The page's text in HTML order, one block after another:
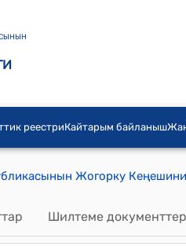
реестриКайтарым байланыш
Шилтеме документтер